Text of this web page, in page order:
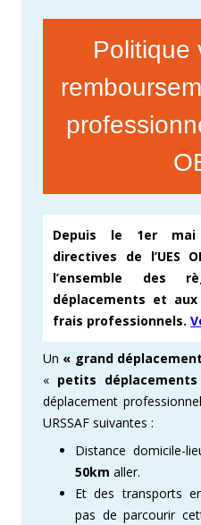
Politique
Depuis le 1er mai
directives de l’UES
l’ensemble des
déplacements et
frais professionnels.
Un « grand
« petits déplacements
déplacement
URSSAF suivantes :
Distance domicile-
50km aller.
Et des transports
pas de parcourir